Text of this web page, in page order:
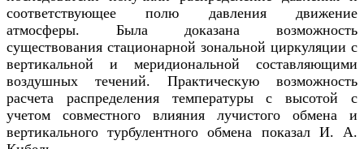
соответствующее полю давления движение
атмосферы. Была доказана возможность
существования стационарной зональной циркуляции с
вертикальной и меридиональной составляющими
воздушных течений. Практическую возможность
расчета распределения температуры с высотой с
учетом совместного влияния лучистого обмена и
вертикального турбулентного обмена показал И. А.